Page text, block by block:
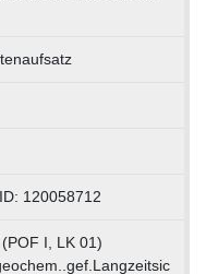
120058712
I, LK 01)